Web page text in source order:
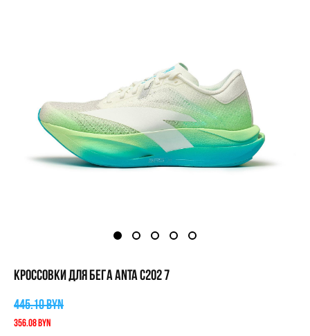
КРОССОВКИ ДЛЯ БЕГА ANTA C202 7
445.10 BYN
356.08 BYN